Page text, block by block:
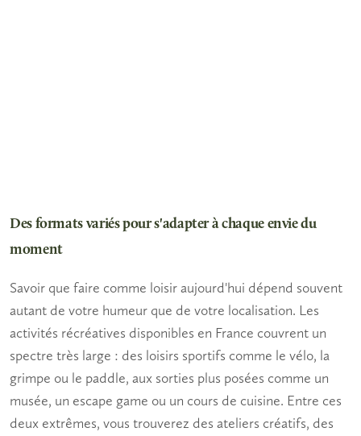
Des formats variés pour s'adapter à chaque envie du
moment
Savoir que faire comme loisir aujourd'hui dépend souvent
autant de votre humeur que de votre localisation. Les
activités récréatives disponibles en France couvrent un
spectre très large : des loisirs sportifs comme le vélo, la
grimpe ou le paddle, aux sorties plus posées comme un
musée, un escape game ou un cours de cuisine. Entre ces
deux extrêmes, vous trouverez des ateliers créatifs, des